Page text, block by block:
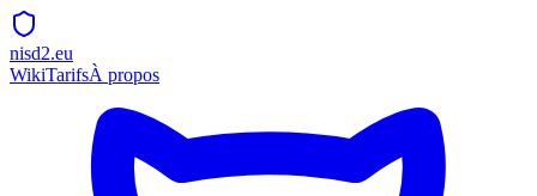
nisd2.eu
WikiTarifsÀ propos